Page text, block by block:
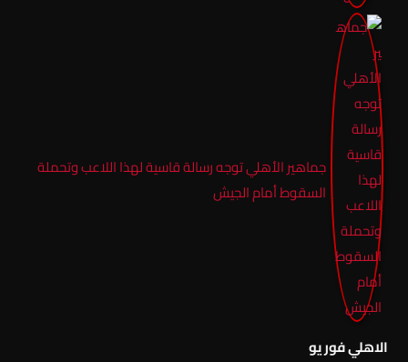
جماهير الأهلي توجه رسالة قاسية لهذا اللاعب وتحملة
السقوط أمام الجيش
الاهلي فور يو